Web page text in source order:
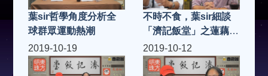
葉sir哲學角度分析全
球群眾運動熱潮
不時不食，葉sir細談
「濟記飯堂」之蓮藕花
生炆豬手
2019-10-19 2019-10-12